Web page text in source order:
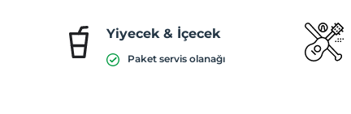
Yiyecek & İçecek
Paket servis olanağı